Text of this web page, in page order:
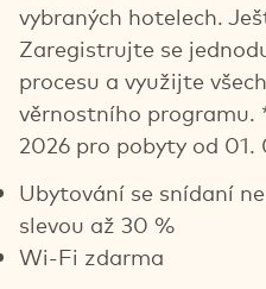
vybraných hotelech.
Zaregistrujte se
procesu a využijte
věrnostního programu.
2026 pro pobyty od 01.
Ubytování se snídaní
slevou až 30 %
Wi-Fi zdarma